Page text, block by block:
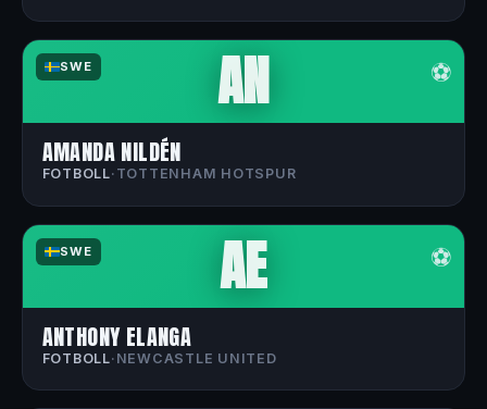
SWE ⚽
AN
AMANDA NILDÉN
FOTBOLL· TOTTENHAM HOTSPUR
SWE ⚽
AE
ANTHONY ELANGA
FOTBOLL· NEWCASTLE UNITED